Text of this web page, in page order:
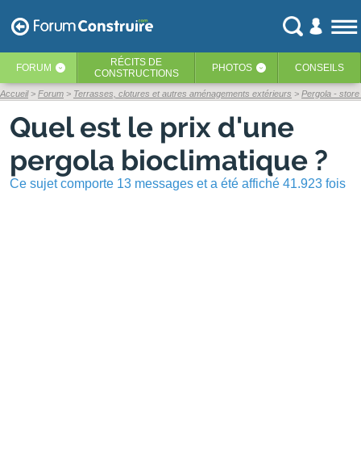
FORUM ‹ RÉCITS DE
CONSTRUCTIONS
PHOTOS ‹ CONSEILS
Accueil Forum Terrasses, clotures et autres aménagements extérieurs Pergola -
Quel est le prix d'une
pergola bioclimatique ?
Ce sujet comporte 13 messages et a été affiché 41.923 fois